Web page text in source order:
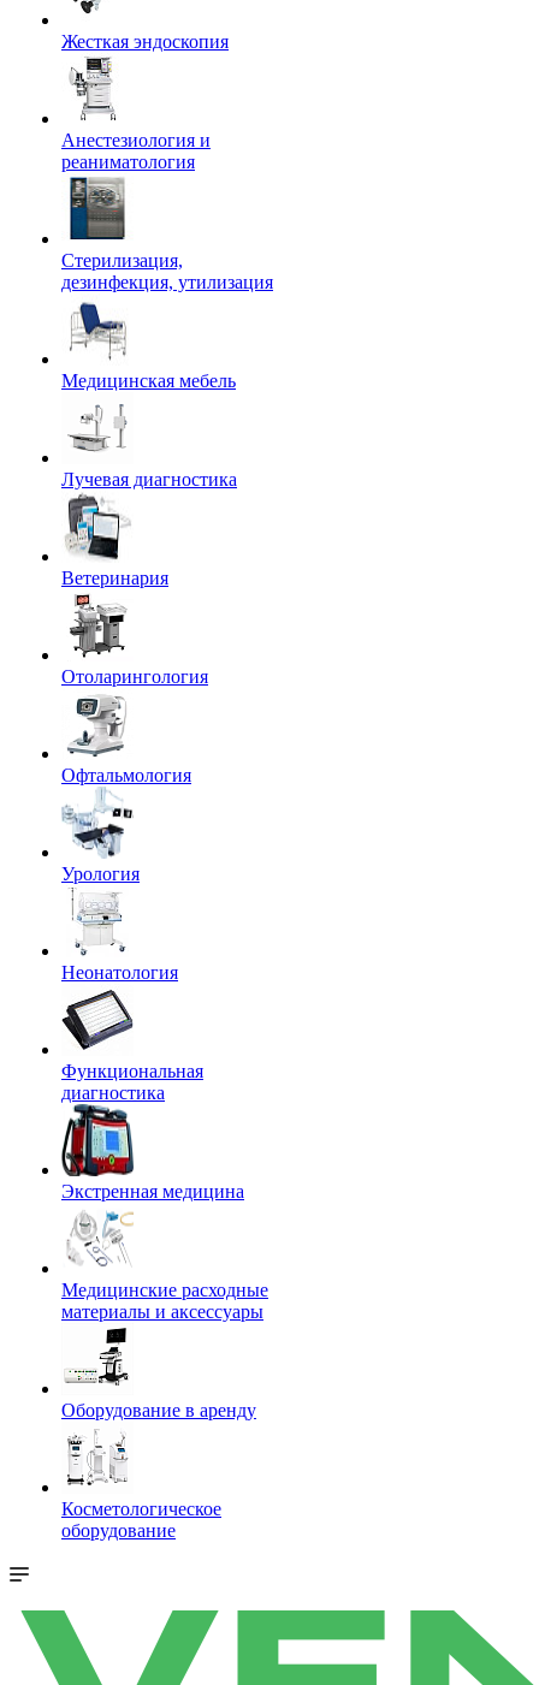
Жесткая эндоскопия
Анестезиология и
реаниматология
Стерилизация,
дезинфекция, утилизация
Медицинская мебель
Лучевая диагностика
Ветеринария
Отоларингология
Офтальмология
Урология
Неонатология
Функциональная
диагностика
Экстренная медицина
Медицинские расходные
материалы и аксессуары
Оборудование в аренду
Косметологическое
оборудование